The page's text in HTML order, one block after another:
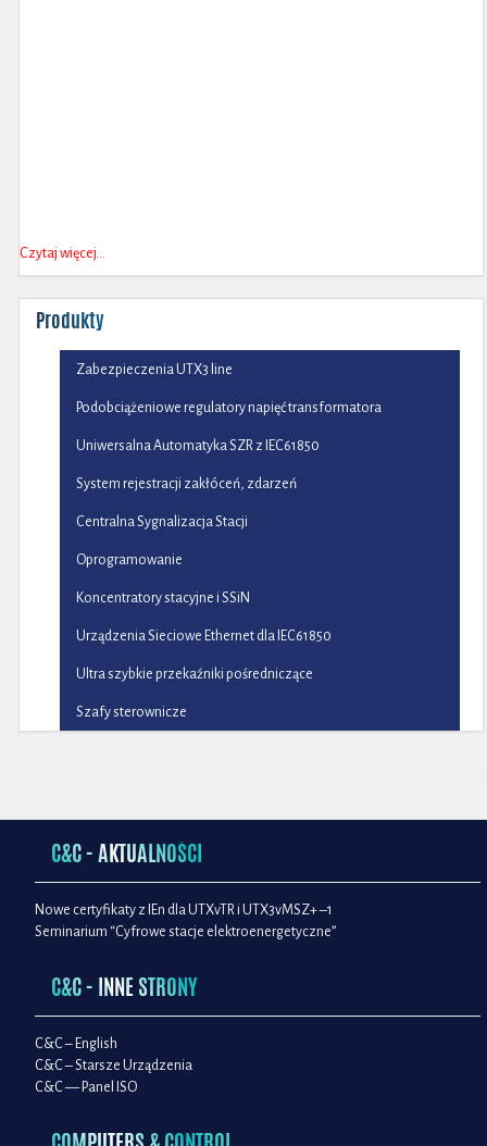
Czytaj więcej…
Produkty
Zabezpieczenia UTX3 line
Podobciążeniowe regulatory napięć transformatora
Uniwersalna Automatyka SZR z IEC61850
System rejestracji zakłóceń, zdarzeń
Centralna Sygnalizacja Stacji
Oprogramowanie
Koncentratory stacyjne i SSiN
Urządzenia Sieciowe Ethernet dla IEC61850
Ultra szybkie przekaźniki pośredniczące
Szafy sterownicze
C&C - AKTUALNOŚCI
Nowe certyfikaty z IEn dla UTXvTR i UTX3vMSZ+ –1
Seminarium “Cyfrowe stacje elektroenergetyczne”
C&C - INNE STRONY
C&C – English
C&C – Starsze Urządzenia
C&C — Panel ISO